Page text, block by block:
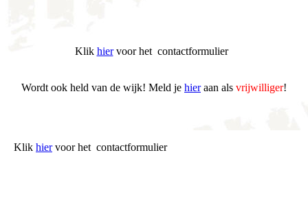
Klik hiervoor het contactformulier
Wordt ook held van de wijk! Meld je hieraan als vrijwilliger!
Klik hiervoor het contactformulier